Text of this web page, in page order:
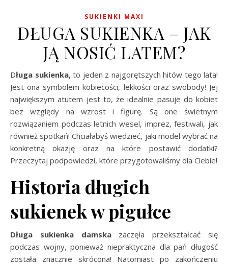
SUKIENKI MAXI
DŁUGA SUKIENKA – JAK
JĄ NOSIĆ LATEM?
Długa sukienka, to jeden z najgorętszych hitów tego lata!
Jest ona symbolem kobiecości, lekkości oraz swobody! Jej
największym atutem jest to, że idealnie pasuje do kobiet
bez względy na wzrost i figurę. Są one świetnym
rozwiązaniem podczas letnich wesel, imprez, festiwali, jak
również spotkań! Chciałabyś wiedzieć, jaki model wybrać na
konkretną okazję oraz na które postawić dodatki?
Przeczytaj podpowiedzi, które przygotowaliśmy dla Ciebie!
Historia długich
sukienek w pigułce
Długa sukienka damskazaczęła przekształcać się
podczas wojny, ponieważ niepraktyczna dla pań długość
została znacznie skrócona! Natomiast po zakończeniu